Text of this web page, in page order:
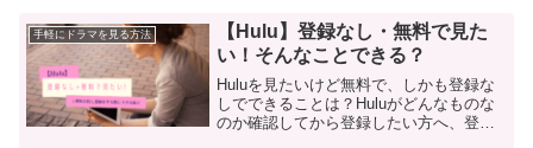
手軽にドラマを見る方法
【Hulu】登録なし・無料で見た
い！そんなことできる？
Huluを見たいけど無料で、しかも登録な
しでできることは？Huluがどんなものな
のか確認してから登録したい方へ、登録